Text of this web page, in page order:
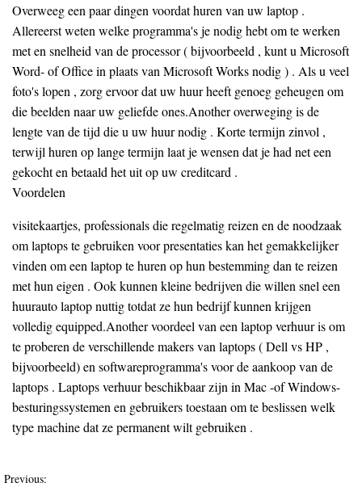
Overweeg een paar dingen voordat huren van uw laptop .
Allereerst weten welke programma's je nodig hebt om te werken
met en snelheid van de processor ( bijvoorbeeld , kunt u Microsoft
Word- of Office in plaats van Microsoft Works nodig ) . Als u veel
foto's lopen , zorg ervoor dat uw huur heeft genoeg geheugen om
die beelden naar uw geliefde ones.Another overweging is de
lengte van de tijd die u uw huur nodig . Korte termijn zinvol ,
terwijl huren op lange termijn laat je wensen dat je had net een
gekocht en betaald het uit op uw creditcard .
Voordelen
visitekaartjes, professionals die regelmatig reizen en de noodzaak
om laptops te gebruiken voor presentaties kan het gemakkelijker
vinden om een laptop te huren op hun bestemming dan te reizen
met hun eigen . Ook kunnen kleine bedrijven die willen snel een
huurauto laptop nuttig totdat ze hun bedrijf kunnen krijgen
volledig equipped.Another voordeel van een laptop verhuur is om
te proberen de verschillende makers van laptops ( Dell vs HP ,
bijvoorbeeld) en softwareprogramma's voor de aankoop van de
laptops . Laptops verhuur beschikbaar zijn in Mac -of Windows-
besturingssystemen en gebruikers toestaan ​​om te beslissen welk
type machine dat ze permanent wilt gebruiken .
Previous: